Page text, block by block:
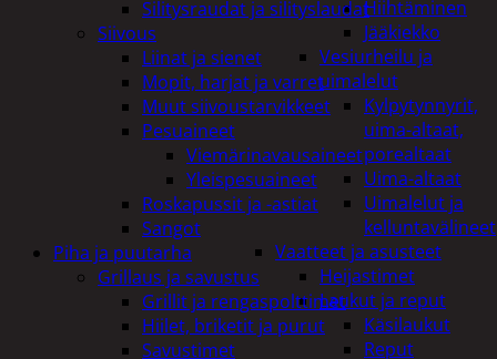
Hiihtäminen
Jääkiekko
Vesiurheilu ja
uimalelut
Kylpytynnyrit,
uima-altaat,
porealtaat
Uima-altaat
Uimalelut ja
kelluntavälineet
Vaatteet ja asusteet
Heijastimet
Laukut ja reput
Käsilaukut
Reput
Silitysraudat ja silityslaudat
Siivous
Liinat ja sienet
Mopit, harjat ja varret
Muut siivoustarvikkeet
Pesuaineet
Viemärinavausaineet
Yleispesuaineet
Roskapussit ja -astiat
Sangot
Piha ja puutarha
Grillaus ja savustus
Grillit ja rengaspolttimet
Hiilet, briketit ja purut
Savustimet